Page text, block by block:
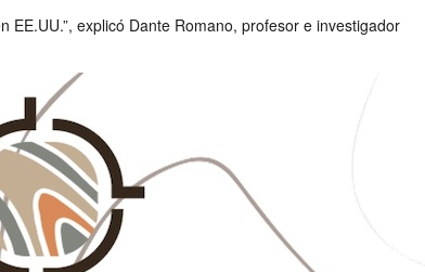
explicó Dante Romano, profesor e investigador